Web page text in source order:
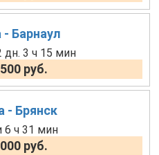
Барнаул
дн. 3 ч 15 мин
руб.
- Брянск
6 ч 31 мин
руб.